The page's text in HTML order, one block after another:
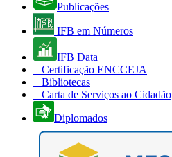
Publicações
IFB em Números
IFB Data
Certificação ENCCEJA
Bibliotecas
Carta de Serviços ao Cidadão
Diplomados